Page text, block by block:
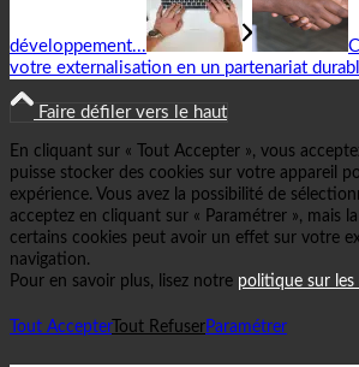
développement...
votre externalisation en un partenariat
Faire défiler vers le haut
En cliquant sur « Tout Accepter », vous
puisse stocker des cookies sur votre appareil
expérience. Vous avez la possibilité de
acceptez en cliquant sur « Paramétrer », mais
certains cookies peut avoir un effet sur votre
navigation.
Pour en savoir plus, lisez notre politique sur les
Tout AccepterTout RefuserParamétrer